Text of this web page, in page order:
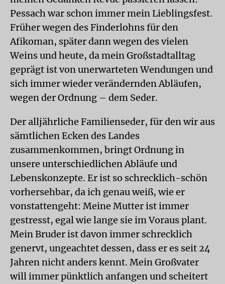
Pessach war schon immer mein Lieblingsfest.
Früher wegen des Finderlohns für den
Afikoman, später dann wegen des vielen
Weins und heute, da mein Großstadtalltag
geprägt ist von unerwarteten Wendungen und
sich immer wieder verändernden Abläufen,
wegen der Ordnung – dem Seder.
Der alljährliche Familienseder, für den wir aus
sämtlichen Ecken des Landes
zusammenkommen, bringt Ordnung in
unsere unterschiedlichen Abläufe und
Lebenskonzepte. Er ist so schrecklich-schön
vorhersehbar, da ich genau weiß, wie er
vonstattengeht: Meine Mutter ist immer
gestresst, egal wie lange sie im Voraus plant.
Mein Bruder ist davon immer schrecklich
genervt, ungeachtet dessen, dass er es seit 24
Jahren nicht anders kennt. Mein Großvater
will immer pünktlich anfangen und scheitert